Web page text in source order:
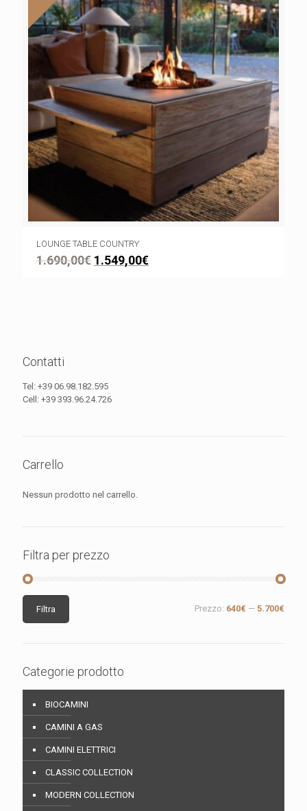
LOUNGE TABLE COUNTRY
1.690,00€ 1.549,00€
Contatti
Tel: +39 06.98.182.595
Cell: +39 393.96.24.726
Carrello
Nessun prodotto nel carrello.
Filtra per prezzo
Prezzo
Prezzo
MaxFiltra Prezzo: 640€ — 5.700€
Categorie prodotto
BIOCAMINI
CAMINI A GAS
CAMINI ELETTRICI
CLASSIC COLLECTION
MODERN COLLECTION